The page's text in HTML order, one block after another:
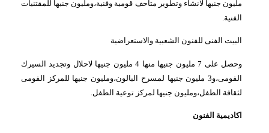
مليون جنيها لانشاء وتطوير متاحف قومية وفنية،ومليون جنيها للمقتنيات
الفنية.
البيت الفنى للفنون الشعبية والاستعراضية
وحصل على 7 مليون جنيها منها 4 مليون جنيها لاحلال وتجديد السيرك
القومى،و3 مليون جنيها لمسرح البالون،ومليون جنيها للمركز القومى
لثقافة الطفل،ومليون جنيها لمركز توعية الطفل.
اكاديمية الفنون